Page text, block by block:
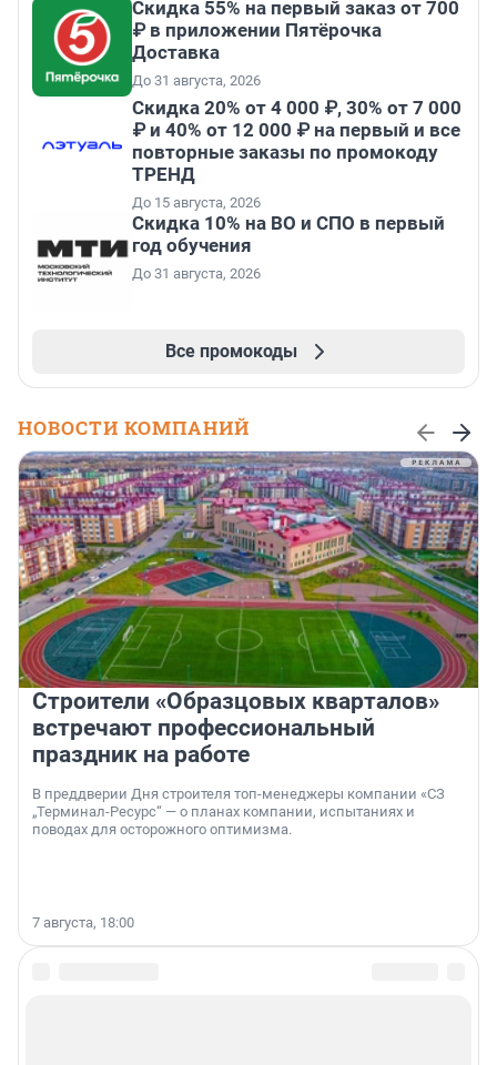
Скидка 55% на первый заказ от 700
₽ в приложении Пятёрочка
Доставка
До 31 августа, 2026
Скидка 20% от 4 000 ₽, 30% от 7 000
₽ и 40% от 12 000 ₽ на первый и все
повторные заказы по промокоду
ТРЕНД
До 15 августа, 2026
Скидка 10% на ВО и СПО в первый
год обучения
До 31 августа, 2026
Все промокоды
НОВОСТИ КОМПАНИЙ
Строители «Образцовых кварталов»
встречают профессиональный
праздник на работе
В преддверии Дня строителя топ-менеджеры компании «СЗ
„Терминал-Ресурс“ — о планах компании, испытаниях и
поводах для осторожного оптимизма.
7 августа, 18:00